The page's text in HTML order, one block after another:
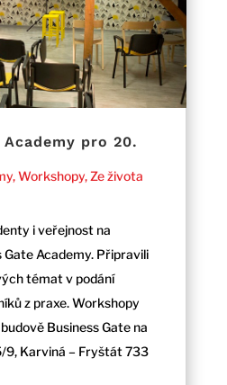
pro 20.
,Workshopy,Ze života
i veřejnost na
Academy. Připravili
témat v podání
z praxe. Workshopy
Business Gate na
9, Karviná – Fryštát 733